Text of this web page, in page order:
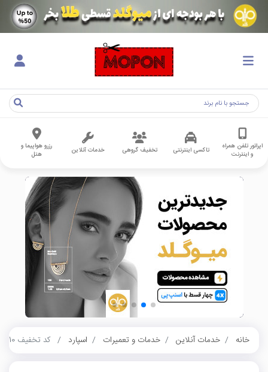
اپراتور تلفن همراه
و اینترنت
تاکسی اینترنتی تخفیف گروهی خدمات آنلاین
رزرو هواپیما و
هتل
خانه خدمات آنلاین خدمات و تعمیرات اسپارد کد تخفیف 10 هزار تومانی اولین سفارش اسپارد